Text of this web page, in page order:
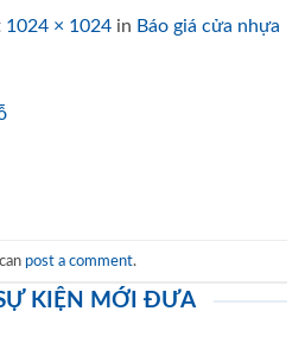
1024 × 1024 in Báo giá cửa nhựa
post a comment.
KIỆN MỚI ĐƯA